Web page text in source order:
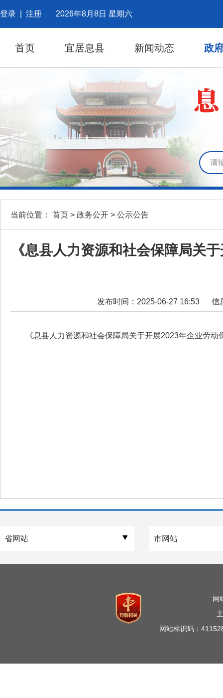
登录 注册 2026年8月8日 星期六
首页 宜居息县 新闻动态 政
当前位置： 首页 > 政务公开 > 公示公告
《息县人力资源和社会保障局关
发布时间：2025-06-27 16:53 信
《息县人力资源和社会保障局关于开展2023年企业劳
网
网站标识码：